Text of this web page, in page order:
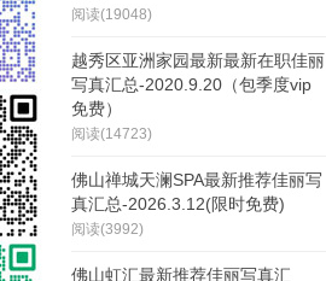
阅读(19048)
越秀区亚洲家园最新最新在职佳丽
写真汇总-2020.9.20（包季度vip
免费）
阅读(14723)
佛山禅城天澜SPA最新推荐佳丽写
真汇总-2026.3.12(限时免费)
阅读(3992)
佛山虹汇最新推荐佳丽写真汇